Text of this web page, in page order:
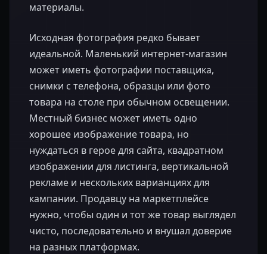
материалы.
Исходная фотография редко бывает
идеальной. Маленький интернет-магазин
может иметь фотографии поставщика,
снимки с телефона, образцы или фото
товара на столе при обычном освещении.
Местный бизнес может иметь одно
хорошее изображение товара, но
нуждаться в герое для сайта, квадратном
изображении для листинга, вертикальной
рекламе и нескольких варианциях для
кампании. Продавцу на маркетплейсе
нужно, чтобы один и тот же товар выглядел
чисто, последовательно и внушал доверие
на разных платформах.